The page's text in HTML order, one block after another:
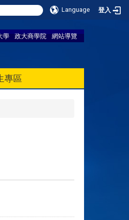
Language 登入
學 政大商學院 網站導覽
專區